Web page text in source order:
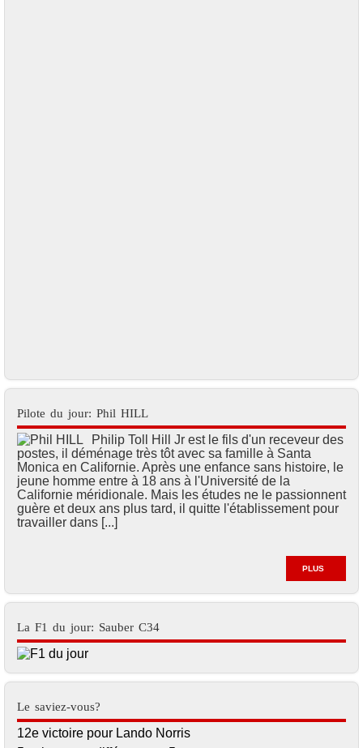
Pilote du jour: Phil HILL
Philip Toll Hill Jr est le fils d'un receveur des
postes, il déménage très tôt avec sa famille à Santa
Monica en Californie. Après une enfance sans histoire, le
jeune homme entre à 18 ans à l'Université de la
Californie méridionale. Mais les études ne le passionnent
guère et deux ans plus tard, il quitte l'établissement pour
travailler dans [...]
PLUS
La F1 du jour: Sauber C34
Le saviez-vous?
12e victoire pour Lando Norris